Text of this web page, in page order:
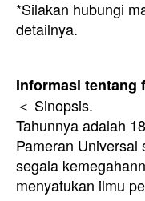
*Silakan hubungi
detailnya.
Informasi tentang
＜ Sinopsis.
Tahunnya adalah
Pameran Universal
segala
menyatukan ilmu